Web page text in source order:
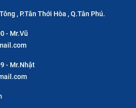
, P.Tân Thới Hòa , Q.Tân Phú.
- Mr.Vũ
- Mr.Nhật